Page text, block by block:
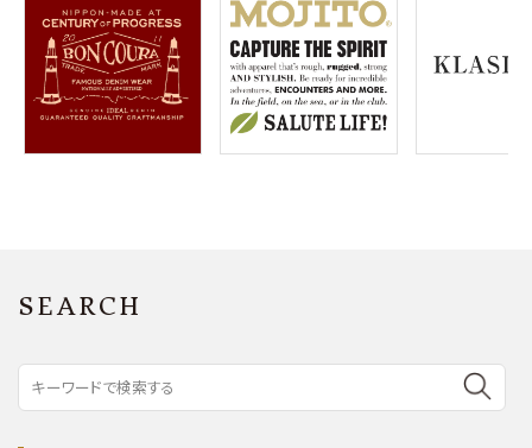
ACCOUNT MENU
ようこそ ゲスト 様
meeting_room ログイン 会員登録
SEARCH